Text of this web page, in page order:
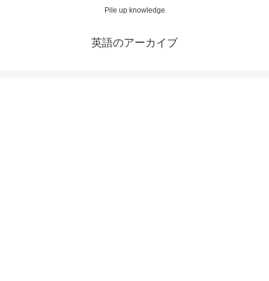
Pile up knowledge
英語のアーカイブ